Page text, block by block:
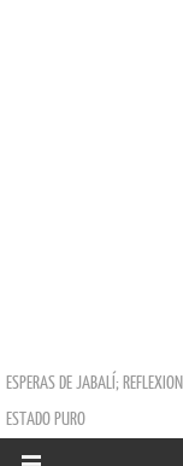
ESPERAS DE JABALÍ;
ESTADO PURO